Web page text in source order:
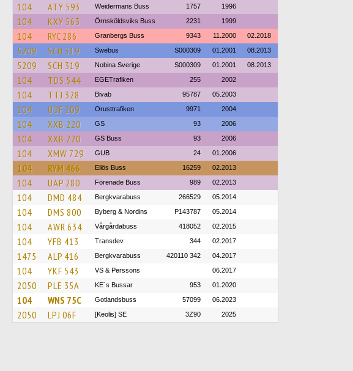
104 ATY 593 Weidermans Buss 1757 1996
104 KXY 563 Örnsköldsviks Buss 2231 1999
104 RYC 286 Granbergs Buss 9343 11.2000 02.2018
5209 SCH 319 Swebus S000309 01.2001 08.2013
5209 SCH 319 Nobina Sverige S000309 01.2001 08.2013
104 TDS 544 EGETrafiken 255 2002
104 TTJ 328 Bivab 95787 05.2003
104 UUF 209 Orusttrafiken 9971 2004
104 XXB 220 GS 93 2006
104 XXB 220 GS Buss 93 2006
104 XMW 729 GUB 24 01.2006
104 RYM 466 Ellös Buss 16259 02.2013
104 UAP 280 Förenade Buss 989 02.2013
104 DMD 484 Bergkvarabuss 266529 05.2014
104 DMS 800 Byberg & Nordins P143787 05.2014
104 AWR 634 Vårgårdabuss 418052 02.2015
104 YFB 413 Transdev 344 02.2017
1475 ALP 416 Bergkvarabuss 420110 342 04.2017
104 YKF 543 VS & Perssons 06.2017
2050 PLE 35A KE´s Bussar 953 01.2020
104 WNS 75C Gotlandsbuss 57099 06.2023
2050 LPJ 06F [Keolis] SE 3Z90 2025